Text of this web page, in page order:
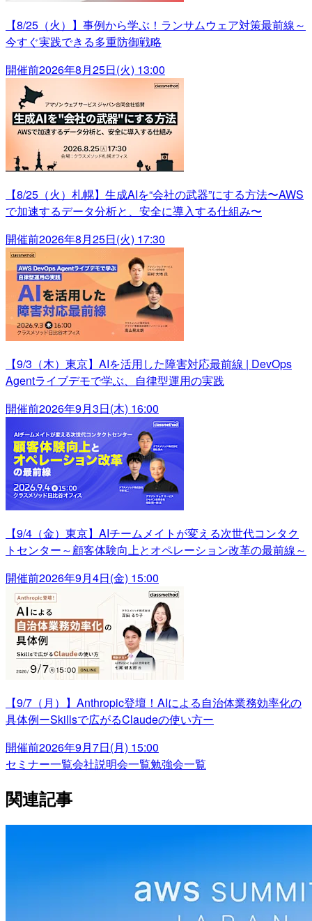
【8/25（火）】事例から学ぶ！ランサムウェア対策最前線～
今すぐ実践できる多重防御戦略
開催前2026年8月25日(火) 13:00
【8/25（火）札幌】生成AIを“会社の武器”にする方法〜AWS
で加速するデータ分析と、安全に導入する仕組み〜
開催前2026年8月25日(火) 17:30
【9/3（木）東京】AIを活用した障害対応最前線 | DevOps
Agentライブデモで学ぶ、自律型運用の実践
開催前2026年9月3日(木) 16:00
【9/4（金）東京】AIチームメイトが変える次世代コンタク
トセンター～顧客体験向上とオペレーション改革の最前線～
開催前2026年9月4日(金) 15:00
【9/7（月）】Anthropic登壇！AIによる自治体業務効率化の
具体例ーSkillsで広がるClaudeの使い方ー
開催前2026年9月7日(月) 15:00
セミナー一覧会社説明会一覧勉強会一覧
関連記事